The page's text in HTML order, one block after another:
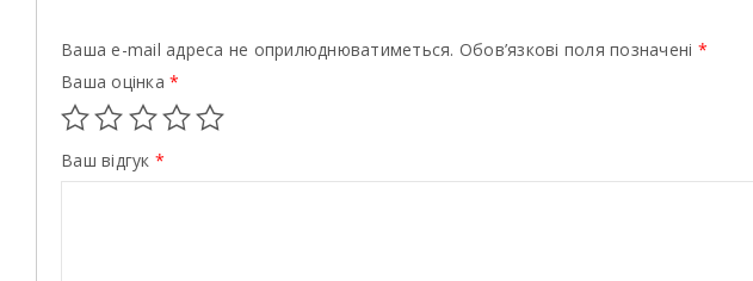
Ваша e-mail адреса не оприлюднюватиметься. Обов’язкові поля позначені *
Ваша оцінка *
Ваш відгук *